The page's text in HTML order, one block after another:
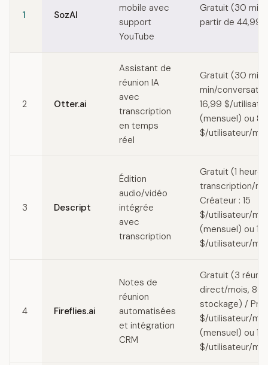
1 SozAI
mobile avec
support
YouTube
Gratuit (30
partir de 44,99
2 Otter.ai
Assistant de
réunion IA
avec
transcription
en temps
réel
Gratuit (30
min/
16,99 $/
(mensuel) ou
$/utilisateur/
3 Descript
Édition
audio/vidéo
intégrée
avec
transcription
Gratuit (1 heure
transcription/
Créateur : 15
$/utilisateur/
(mensuel) ou 12
$/utilisateur/
4 Fireflies.ai
Notes de
réunion
automatisées
et intégration
CRM
Gratuit (3
direct/mois,
stockage) / Pro
$/utilisateur/
(mensuel) ou 10
$/utilisateur/